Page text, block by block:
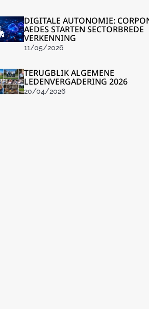
DIGITALE AUTONOMIE:
AEDES STARTEN SECTORBREDE
VERKENNING
11/05/2026
TERUGBLIK ALGEMENE
LEDENVERGADERING 2026
20/04/2026